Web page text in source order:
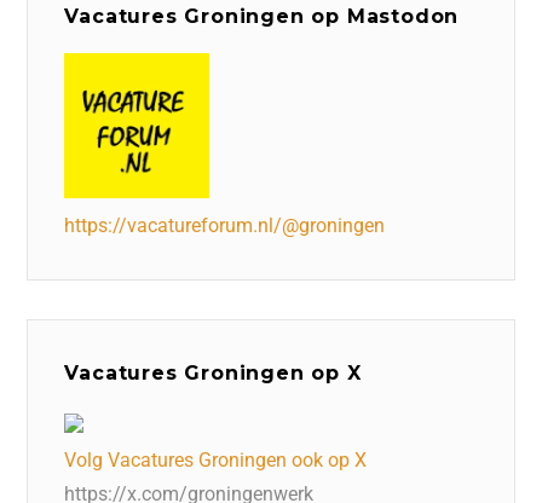
Vacatures Groningen op Mastodon
https://vacatureforum.nl/@groningen
Vacatures Groningen op X
Volg Vacatures Groningen ook op X
https://x.com/groningenwerk